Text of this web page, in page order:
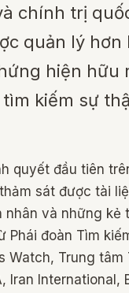
chính trị
quản lý hơn
hiện hữu
kiếm sự
quyết đầu tiên
sát được tài
và những kẻ
Phái đoàn Tìm
Watch, Trung tâm
Iran International,